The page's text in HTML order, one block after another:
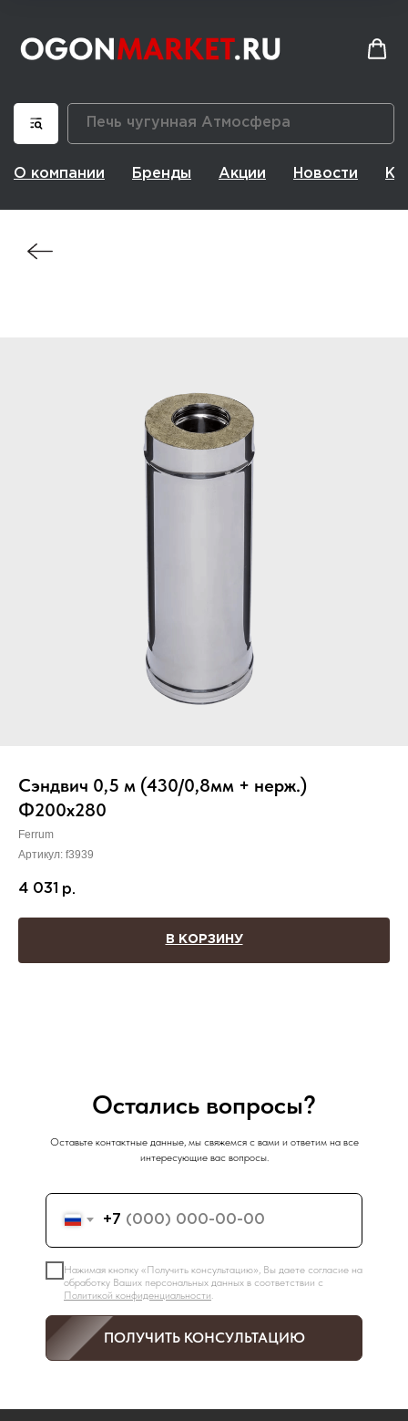
О компании Бренды Акции Новости
Сэндвич 0,5 м (430/0,8мм + нерж.)
Ф200х280
Ferrum
Артикул: f3939
4 031 р.
В КОРЗИНУ
Остались вопросы?
Оставьте контактные данные, мы свяжемся с вами и ответим на все
интересующие вас вопросы.
+7
Нажимая кнопку «Получить консультацию», Вы даете согласие на
обработку Ваших персональных данных в соответствии с
Политикой конфиденциальности.
ПОЛУЧИТЬ КОНСУЛЬТАЦИЮ